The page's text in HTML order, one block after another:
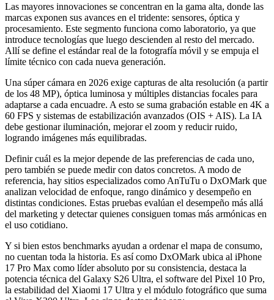
Las mayores innovaciones se concentran en la gama alta, donde las
marcas exponen sus avances en el tridente: sensores, óptica y
procesamiento. Este segmento funciona como laboratorio, ya que
introduce tecnologías que luego descienden al resto del mercado.
Allí se define el estándar real de la fotografía móvil y se empuja el
límite técnico con cada nueva generación.
Una súper cámara en 2026 exige capturas de alta resolución (a partir
de los 48 MP), óptica luminosa y múltiples distancias focales para
adaptarse a cada encuadre. A esto se suma grabación estable en 4K a
60 FPS y sistemas de estabilización avanzados (OIS + AIS). La IA
debe gestionar iluminación, mejorar el zoom y reducir ruido,
logrando imágenes más equilibradas.
Definir cuál es la mejor depende de las preferencias de cada uno,
pero también se puede medir con datos concretos. A modo de
referencia, hay sitios especializados como AnTuTu o DxOMark que
analizan velocidad de enfoque, rango dinámico y desempeño en
distintas condiciones. Estas pruebas evalúan el desempeño más allá
del marketing y detectar quienes consiguen tomas más armónicas en
el uso cotidiano.
Y si bien estos benchmarks ayudan a ordenar el mapa de consumo,
no cuentan toda la historia. Es así como DxOMark ubica al iPhone
17 Pro Max como líder absoluto por su consistencia, destaca la
potencia técnica del Galaxy S26 Ultra, el software del Pixel 10 Pro,
la estabilidad del Xiaomi 17 Ultra y el módulo fotográfico que suma